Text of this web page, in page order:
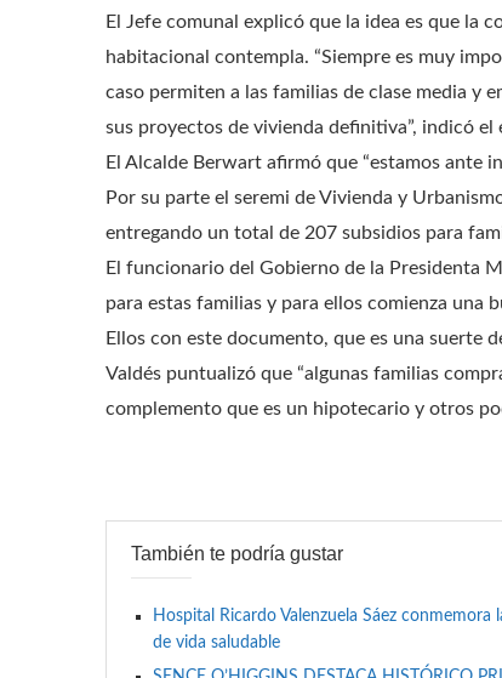
El Jefe comunal explicó que la idea es que la
habitacional contempla. “Siempre es muy
caso permiten a las familias de clase media y
sus proyectos de vivienda definitiva”, indicó el
El Alcalde Berwart afirmó que “estamos ante
Por su parte el seremi de Vivienda y
entregando un total de 207 subsidios para
El funcionario del Gobierno de la Presidenta
para estas familias y para ellos comienza una
Ellos con este documento, que es una suerte
Valdés puntualizó que “algunas familias
complemento que es un hipotecario y otros
También te podría gustar
Hospital Ricardo Valenzuela Sáez
de vida saludable